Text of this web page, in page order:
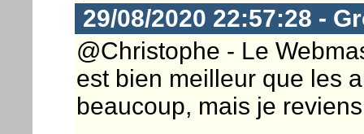
29/08/2020 22:57:28 -
@Christophe - Le
est bien meilleur que les
beaucoup, mais je